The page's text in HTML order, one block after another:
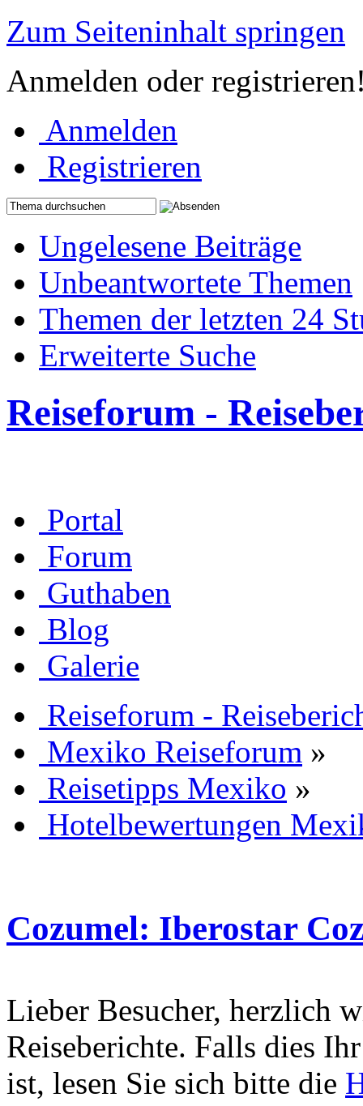
Zum Seiteninhalt springen
Anmelden oder
Anmelden
Registrieren
Ungelesene Beiträge
Unbeantwortete Themen
Themen der letzten 24
Erweiterte Suche
Reiseforum -
Portal
Forum
Guthaben
Blog
Galerie
Reiseforum -
Mexiko Reiseforum »
Reisetipps Mexiko »
Hotelbewertungen
Cozumel: Iberostar
Lieber Besucher, herzlich
Reiseberichte. Falls dies
ist, lesen Sie sich bitte die